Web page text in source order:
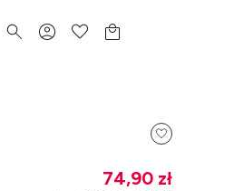
74,90 zł